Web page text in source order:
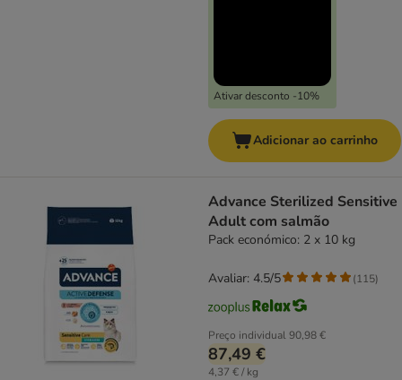
Ativar desconto -10%
Adicionar ao carrinho
Advance Sterilized Sensitive
Adult com salmão
Pack económico: 2 x 10 kg
Preço individual90,98 €
87,49 €
4,37 € / kg
Avaliar: 4.5/5 (115)